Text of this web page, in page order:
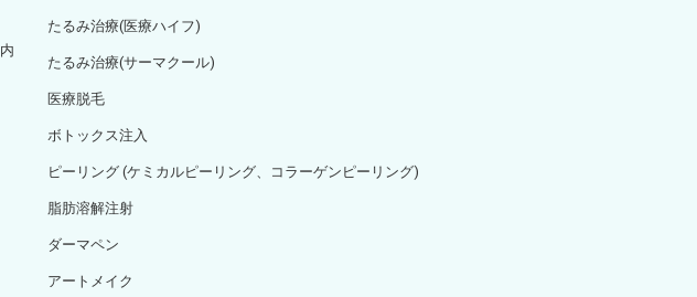
たるみ治療(医療ハイフ)
たるみ治療(サーマクール)
医療脱毛
ボトックス注入
ピーリング (ケミカルピーリング、コラーゲンピーリング)
脂肪溶解注射
ダーマペン
アートメイク